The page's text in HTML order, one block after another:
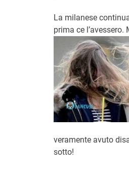
La milanese
prima ce
veramente avuto
sotto!